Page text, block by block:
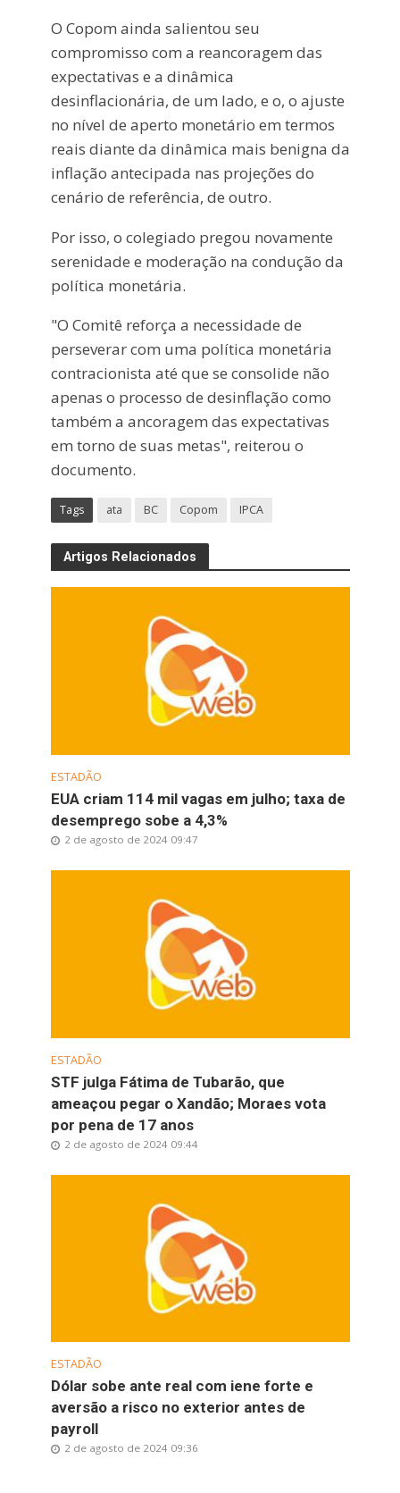
O Copom ainda salientou seu
compromisso com a reancoragem das
expectativas e a dinâmica
desinflacionária, de um lado, e o, o ajuste
no nível de aperto monetário em termos
reais diante da dinâmica mais benigna da
inflação antecipada nas projeções do
cenário de referência, de outro.
Por isso, o colegiado pregou novamente
serenidade e moderação na condução da
política monetária.
"O Comitê reforça a necessidade de
perseverar com uma política monetária
contracionista até que se consolide não
apenas o processo de desinflação como
também a ancoragem das expectativas
em torno de suas metas", reiterou o
documento.
Tags ata BC Copom IPCA
Artigos Relacionados
ESTADÃO
EUA criam 114 mil vagas em julho; taxa de
desemprego sobe a 4,3%
2 de agosto de 2024 09:47
ESTADÃO
STF julga Fátima de Tubarão, que
ameaçou pegar o Xandão; Moraes vota
por pena de 17 anos
2 de agosto de 2024 09:44
ESTADÃO
Dólar sobe ante real com iene forte e
aversão a risco no exterior antes de
payroll
2 de agosto de 2024 09:36